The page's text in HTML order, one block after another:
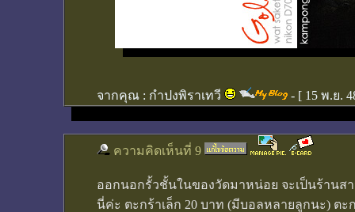
จากคุณ : กำปงพิราเทวี - [ 15 พ.ย.
ความคิดเห็นที่ 9
ออกนอกรั้วชั้นในของวัดมาหน่อย จะเป็นร้านส
นี่ค่ะ ตะกร้าเล็ก 20 บาท (มีบอลหลายลูกนะ)